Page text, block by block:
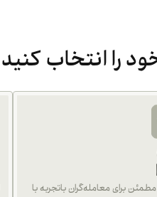
را انتخاب کنید
برای معامله‌گران باتجربه با